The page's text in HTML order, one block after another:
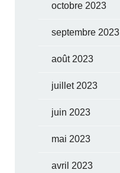
octobre 2023
septembre 2023
août 2023
juillet 2023
juin 2023
mai 2023
avril 2023